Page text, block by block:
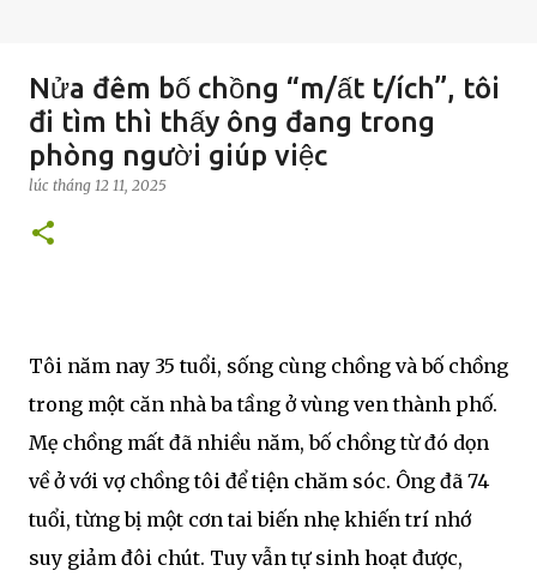
Nửa đêm bố chồng “m/ất t/ích”, tôi
đi tìm thì thấy ông đang trong
phòng người giúp việc
lúc tháng 12 11, 2025
Tôi năm nay 35 tuổi, sống cùng chồng và bố chồng
trong một căn nhà ba tầng ở vùng ven thành phố.
Mẹ chồng mất đã nhiều năm, bố chồng từ đó dọn
về ở với vợ chồng tôi để tiện chăm sóc. Ông đã 74
tuổi, từng bị một cơn tai biến nhẹ khiến trí nhớ
suy giảm đôi chút. Tuy vẫn tự sinh hoạt được,